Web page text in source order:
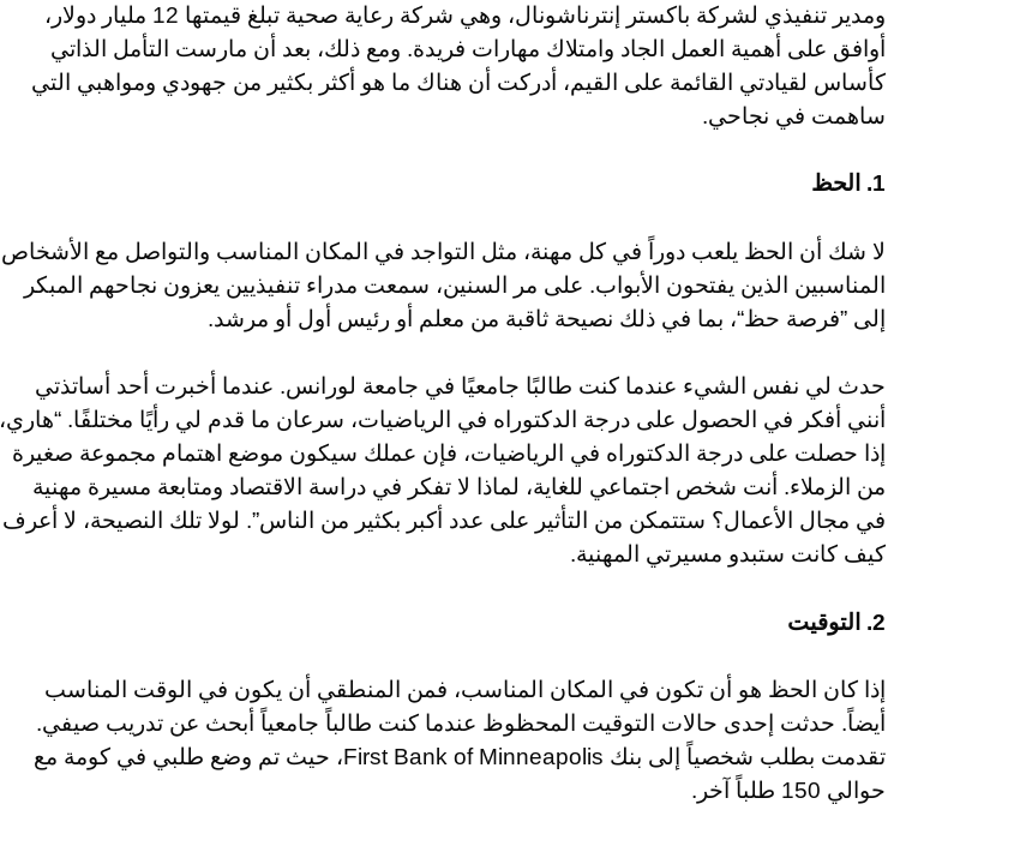
ومدير تنفيذي لشركة باكستر إنترناشونال، وهي شركة رعاية صحية تبلغ قيمتها 12 مليار دولار،
أوافق على أهمية العمل الجاد وامتلاك مهارات فريدة. ومع ذلك، بعد أن مارست التأمل الذاتي
كأساس لقيادتي القائمة على القيم، أدركت أن هناك ما هو أكثر بكثير من جهودي ومواهبي التي
ساهمت في نجاحي.
1. الحظ
لا شك أن الحظ يلعب دوراً في كل مهنة، مثل التواجد في المكان المناسب والتواصل مع الأشخاص
المناسبين الذين يفتحون الأبواب. على مر السنين، سمعت مدراء تنفيذيين يعزون نجاحهم المبكر
إلى ”فرصة حظ“، بما في ذلك نصيحة ثاقبة من معلم أو رئيس أول أو مرشد.
حدث لي نفس الشيء عندما كنت طالبًا جامعيًا في جامعة لورانس. عندما أخبرت أحد أساتذتي
أنني أفكر في الحصول على درجة الدكتوراه في الرياضيات، سرعان ما قدم لي رأيًا مختلفًا. “هاري،
إذا حصلت على درجة الدكتوراه في الرياضيات، فإن عملك سيكون موضع اهتمام مجموعة صغيرة
من الزملاء. أنت شخص اجتماعي للغاية، لماذا لا تفكر في دراسة الاقتصاد ومتابعة مسيرة مهنية
في مجال الأعمال؟ ستتمكن من التأثير على عدد أكبر بكثير من الناس”. لولا تلك النصيحة، لا أعرف
كيف كانت ستبدو مسيرتي المهنية.
2. التوقيت
إذا كان الحظ هو أن تكون في المكان المناسب، فمن المنطقي أن يكون في الوقت المناسب
أيضاً. حدثت إحدى حالات التوقيت المحظوظ عندما كنت طالباً جامعياً أبحث عن تدريب صيفي.
تقدمت بطلب شخصياً إلى بنك First Bank of Minneapolis، حيث تم وضع طلبي في كومة مع
حوالي 150 طلباً آخر.